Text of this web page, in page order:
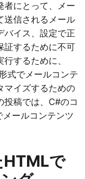
者にとって、メー
送信されるメール
バイス、設定で正
証するために不可
するために、
式でメールコンテ
マイズするための
投稿では、C#のコ
ールコンテンツ
HTMLで